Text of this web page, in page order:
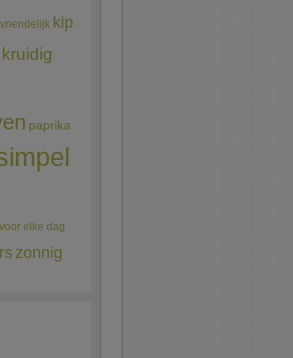
kip
kruidig
paprika
voor elke dag
zonnig